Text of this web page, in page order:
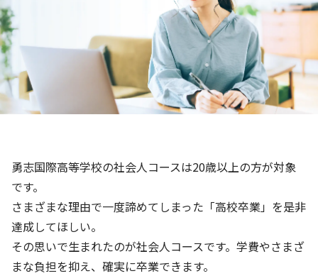
勇志国際高等学校の社会人コースは20歳以上の方が対象
です。
さまざまな理由で一度諦めてしまった「高校卒業」を是非
達成してほしい。
その思いで生まれたのが社会人コースです。学費やさまざ
まな負担を抑え、確実に卒業できます。